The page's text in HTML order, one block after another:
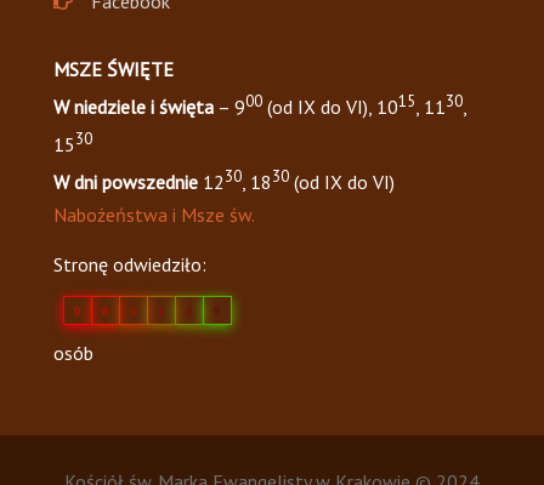
MSZE ŚWIĘTE
W niedziele i święta – 900 (od IX do VI), 1015 , 1130
1530
W dni powszednie 1230, 1830 (od IX do VI)
Nabożeństwa i Msze św.
Stronę odwiedziło:
0 8 4 1 4
osób